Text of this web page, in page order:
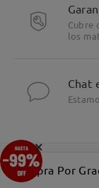
Cubre
los
Chat
Compra Por
×